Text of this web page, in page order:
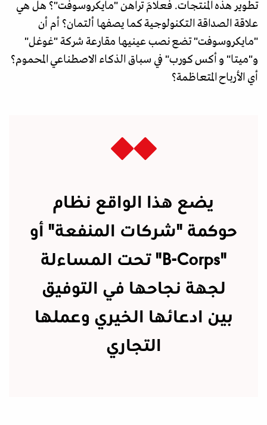
تطوير هذه المنتجات. فعلامَ تراهن "مايكروسوفت"؟ هل هي
علاقة الصداقة التكنولوجية كما يصفها ألتمان؟ أم أن
"مايكروسوفت" تضع نصب عينيها مقارعة شركة "غوغل"
و"ميتا" و أكس كورب" في سباق الذكاء الاصطناعي المحموم؟
أي الأرباح المتعاظمة؟
يضع هذا الواقع نظام
حوكمة "شركات المنفعة" أو
"B-Corps" تحت المساءلة
لجهة نجاحها في التوفيق
بين ادعائها الخيري وعملها
التجاري